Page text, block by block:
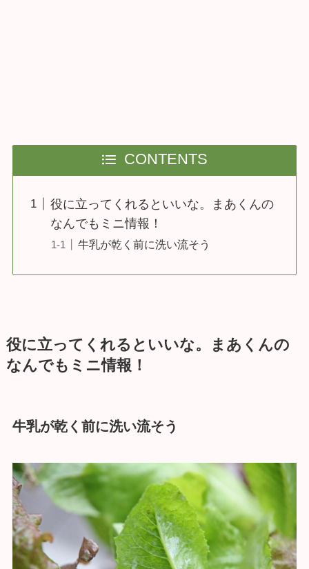
CONTENTS
役に立ってくれるといいな。まあくんの
なんでもミニ情報！
牛乳が乾く前に洗い流そう
役に立ってくれるといいな。まあくんの
なんでもミニ情報！
牛乳が乾く前に洗い流そう